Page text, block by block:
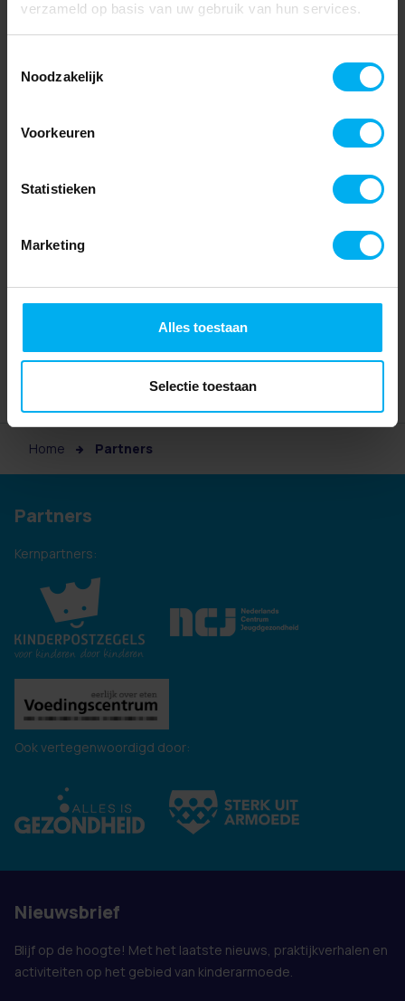
verzameld op basis van uw gebruik van hun services.
Noodzakelijk
Voorkeuren
Statistieken
Marketing
Alles toestaan
Selectie toestaan
Home Partners
Partners
Kernpartners:
Ook vertegenwoordigd door:
Nieuwsbrief
Blijf op de hoogte! Met het laatste nieuws, praktijkverhalen en
activiteiten op het gebied van kinderarmoede.